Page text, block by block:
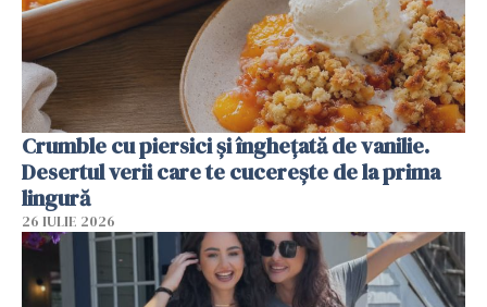
Crumble cu piersici și înghețată de vanilie.
Desertul verii care te cucerește de la prima
lingură
26 IULIE 2026